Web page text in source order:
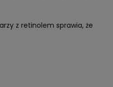
z retinolem sprawia, że